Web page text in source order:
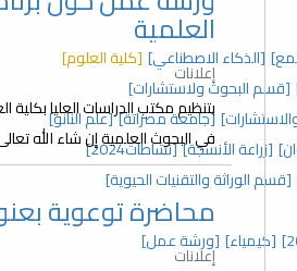
[الذكاء الاصطناعي] [كلية العلوم]
[قسم البحوث ولاستشارات]
[جامعة مصراتة][علم النانو]
[زراعة الأنسجة][نشاطات2024]
[قسم الوراثة والتقنيات الحيوية]
[كيمياء] [ورشة عمل]
العلمية
إعلانات
بتنظيم مكتب الدراسات العليا
في البحوث العلمية إن شاء الله تعالى يوم الإثنين الموافق 19 فبراير
محاضرة توعوية
إعلانات